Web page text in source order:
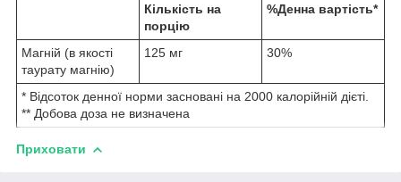
Кількість на
порцію
%Денна вартість*
Магній (в якості
таурату магнію)
125 мг 30%
* Відсоток денної норми засновані на 2000 калорійній дієті.
** Добова доза не визначена
Приховати